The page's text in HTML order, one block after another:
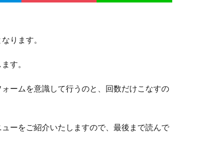
ります。
す。
ームを意識して行うのと、回数だけこなすの
ーをご紹介いたしますので、最後まで読んで